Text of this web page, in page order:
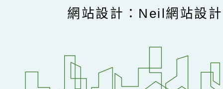
網站設計：Neil網站設